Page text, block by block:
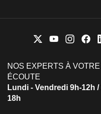
NOS EXPERTS À VOTRE
ÉCOUTE
Lundi - Vendredi 9h-12h /
18h